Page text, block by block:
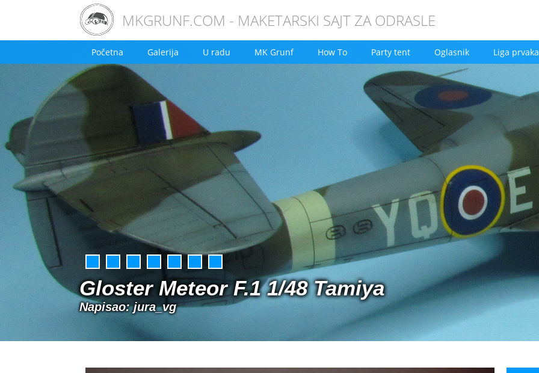
MKGRUNF.COM - MAKETARSKI SAJT ZA ODRASLE
Početna Galerija U radu MK Grunf How To Party tent Oglasnik Liga prvaka
Gloster Meteor F.1 1/48 Tamiya
Napisao: jura_vg